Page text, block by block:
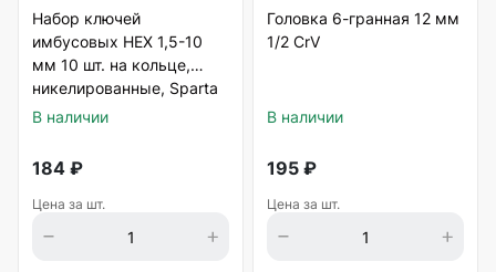
Набор ключей
имбусовых HEX 1,5-10
мм 10 шт. на кольце,
никелированные, Sparta
В наличии
184 ₽
Цена за шт.
Головка 6-гранная 12 мм
1/2 CrV
В наличии
195 ₽
Цена за шт.